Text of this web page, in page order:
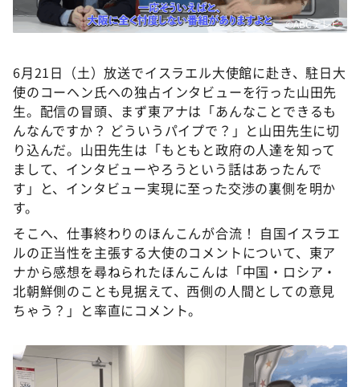
ぺこぱのまるスポ
アナ回覧板
©ABCテレビ
6月21日（土）放送でイスラエル大使館に赴き、駐日大
使のコーヘン氏への独占インタビューを行った山田先
生。配信の冒頭、まず東アナは「あんなことできるも
んなんですか？ どういうパイプで？」と山田先生に切
り込んだ。山田先生は「もともと政府の人達を知って
まして、インタビューやろうという話はあったんで
す」と、インタビュー実現に至った交渉の裏側を明か
す。
そこへ、仕事終わりのほんこんが合流！ 自国イスラエ
ルの正当性を主張する大使のコメントについて、東ア
ナから感想を尋ねられたほんこんは「中国・ロシア・
北朝鮮側のことも見据えて、西側の人間としての意見
ちゃう？」と率直にコメント。